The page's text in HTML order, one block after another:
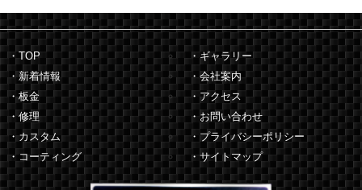
・ギャラリー
・会社案内
・アクセス
・お問い合わせ
・プライバシーポリシー
・サイトマップ
・TOP
・新着情報
・板金
・修理
・カスタム
・コーティング